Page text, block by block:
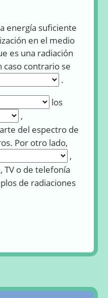
energía suficiente
en el medio
es una radiación
caso contrario se
huecos (5): .
huecos (6): los
(7): ,
(8):
del espectro de
Por otro lado,
huecos (9): ,
, TV o de telefonía
de radiaciones